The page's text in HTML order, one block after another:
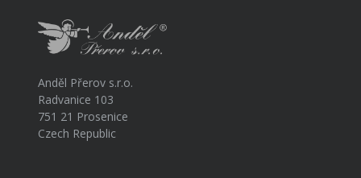
Anděl Přerov s.r.o.
Radvanice 103
751 21 Prosenice
Czech Republic